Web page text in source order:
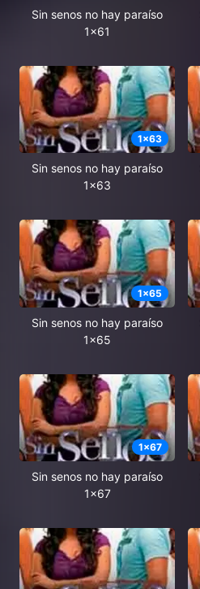
Sin senos no hay paraíso
1x61
1x63
Sin senos no hay paraíso
1x63
1x65
Sin senos no hay paraíso
1x65
1x67
Sin senos no hay paraíso
1x67